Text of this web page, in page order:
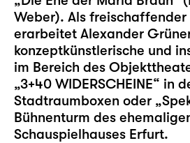
Weber). Als freischaffender
erarbeitet Alexander
konzeptkünstlerische und
im Bereich des
„3+40 WIDERSCHEINE“ in
Stadtraumboxen oder
Bühnenturm des
Schauspielhauses Erfurt.